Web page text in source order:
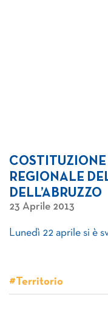
COSTITUZIONE
REGIONALE
DELL’ABRUZZO
23 Aprile 2013
Lunedì 22 aprile si è
#Territorio